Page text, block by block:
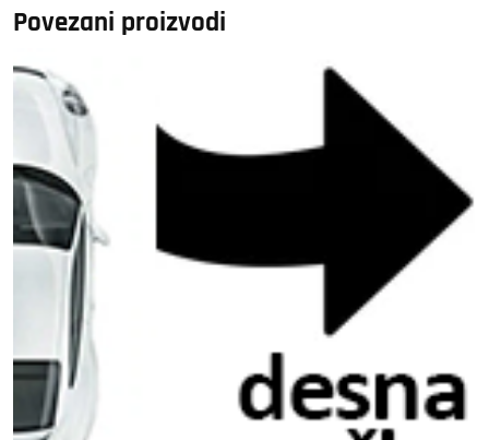
064407602
količina
Povezani proizvodi